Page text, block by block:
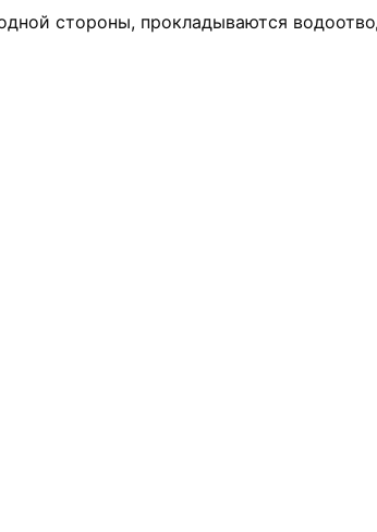
стороны, прокладываются